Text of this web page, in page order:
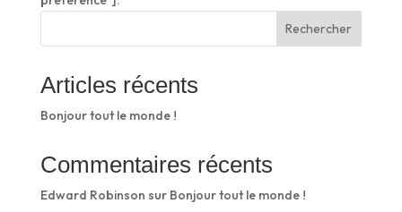
Rechercher
Articles récents
Bonjour tout le monde !
Commentaires récents
Edward Robinson sur Bonjour tout le monde !